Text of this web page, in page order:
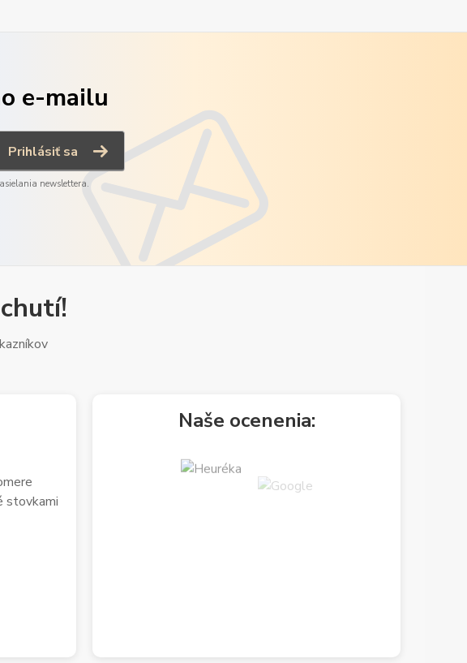
e-mailu
Prihlásiť sa
newslettera.
stovkami
Naše ocenenia: